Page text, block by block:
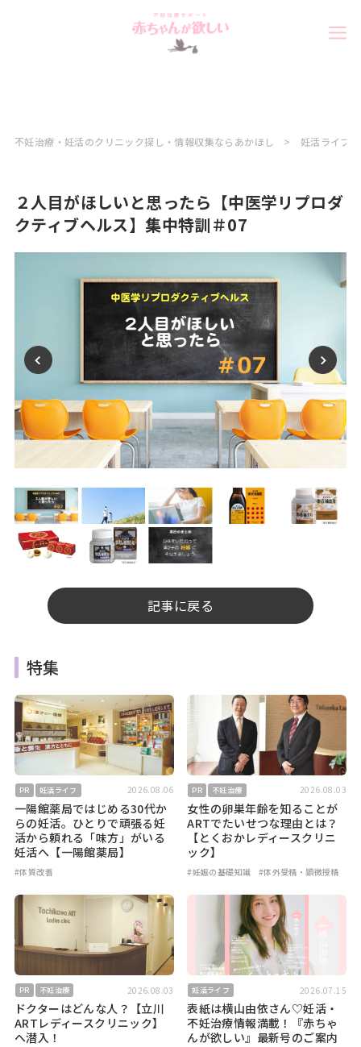
不妊治療・妊活のクリニック探し・情報収集ならあかほし 妊活ライフ
２人目がほしいと思ったら【中医学リプロダ
クティブヘルス】集中特訓＃07
記事に戻る
特集
PR 妊活ライフ 2026.08.06
一陽館薬局ではじめる30代か
らの妊活。ひとりで頑張る妊
活から頼れる「味方」がいる
妊活へ【一陽館薬局】
#体質改善
PR 不妊治療 2026.08.03
女性の卵巣年齢を知ることが
ARTでたいせつな理由とは？
【とくおかレディースクリニ
ック】
#妊娠の基礎知識 #体外受精・顕微授精
PR 不妊治療 2026.08.03
ドクターはどんな人？【立川
ARTレディースクリニック】
へ潜入！
妊活ライフ 2026.07.15
表紙は横山由依さん♡妊活・
不妊治療情報満載！『赤ちゃ
んが欲しい』最新号のご案内